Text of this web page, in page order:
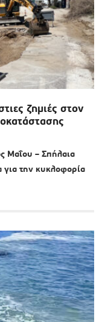
ζημιές στον
Μαΐου – Σπήλαια
για την κυκλοφορία